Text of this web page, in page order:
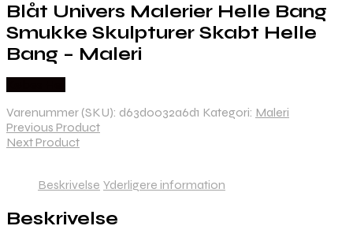
Blåt Univers Malerier Helle Bang
Smukke Skulpturer Skabt Helle
Bang – Maleri
Varenummer (SKU): d63d0032a6d1 Kategori: Maleri
Previous Product
Next Product
Beskrivelse Yderligere information
Beskrivelse